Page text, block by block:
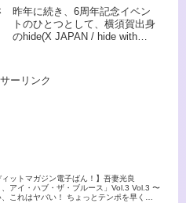
イブ映像上映会決定
昨年に続き、6周年記念イベン
トのひとつとして、横須賀出身
のhide(X JAPAN / hide with
致します。
ーリンク
ィットマガジン電子ばん！】吾妻光良
、アイ・ハブ・ザ・ブルース」Vol.3 Vol.3 〜
、これはヤバい！ ちょっとテンポを早くし